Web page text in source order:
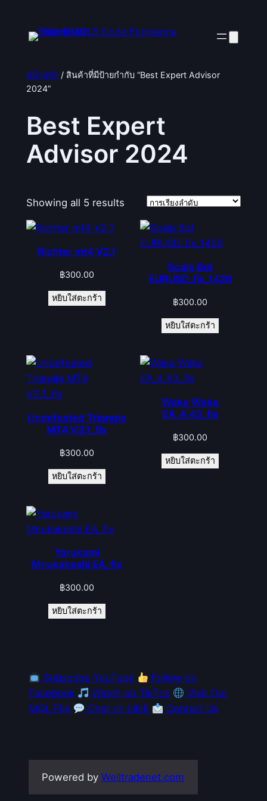
หน้าหลัก / สินค้าที่มีป้ายกำกับ “Best Expert Advisor
2024”
Best Expert
Advisor 2024
Showing all 5 results
Richter mt4 V2.1
฿300.00
หยิบใส่ตะกร้า
Scalp Bot
EURUSD_fix_1420
฿300.00
หยิบใส่ตะกร้า
Undefeated Triangle
MT4 V3.1_fix
฿300.00
หยิบใส่ตะกร้า
Waka Waka
EA_4.43_fix
฿300.00
หยิบใส่ตะกร้า
Yarukami
Mnukakashi EA_fix
฿300.00
หยิบใส่ตะกร้า
Subscribe YouTube
Follow on
Facebook
Watch on TikTok
Visit Our
MQL File
Chat on LINE Contact Us
Powered byWelltradenet.com